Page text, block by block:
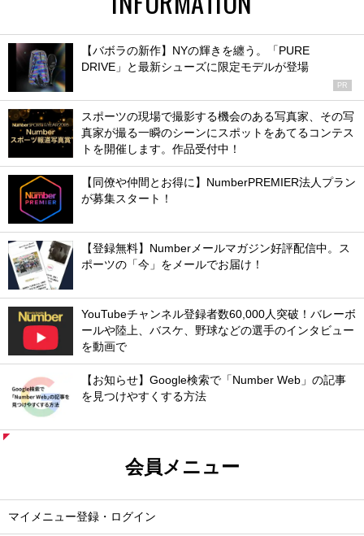
【バボラの新作】NYの輝きを纏う。「PURE
DRIVE」と最新シューズに限定モデルが登場
PR
スポーツの現場で撮影する機会のある写真家、その写
真家が撮る一瞬のシーンにスポットをあてるコンテス
トを開催します。作品受付中！
【同僚や仲間とお得に】NumberPREMIER法人プラン
が募集スタート！
【登録無料】Numberメールマガジン好評配信中。ス
ポーツの「今」をメールでお届け！
YouTubeチャンネル登録者数60,000人突破！バレーボ
ールや陸上、バスケ、野球などの選手のインタビュー
を動画で
【お知らせ】Google検索で「Number Web」の記事
を見つけやすくする方法
会員メニュー
マイメニュー登録・ログイン